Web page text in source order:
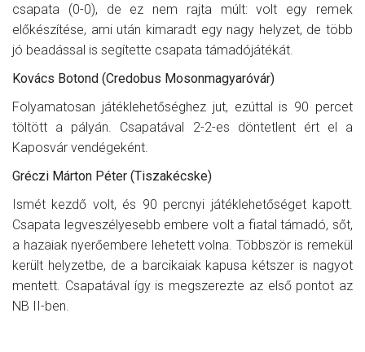
csapata (0-0), de ez nem rajta múlt: volt egy remek
előkészítése, ami után kimaradt egy nagy helyzet, de több
jó beadással is segítette csapata támadójátékát.
Kovács Botond (Credobus Mosonmagyaróvár)
Folyamatosan játéklehetőséghez jut, ezúttal is 90 percet
töltött a pályán. Csapatával 2-2-es döntetlent ért el a
Kaposvár vendégeként.
Gréczi Márton Péter (Tiszakécske)
Ismét kezdő volt, és 90 percnyi játéklehetőséget kapott.
Csapata legveszélyesebb embere volt a fiatal támadó, sőt,
a hazaiak nyerőembere lehetett volna. Többször is remekül
került helyzetbe, de a barcikaiak kapusa kétszer is nagyot
mentett. Csapatával így is megszerezte az első pontot az
NB II-ben.